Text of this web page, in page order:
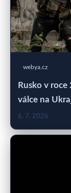
webya.cz
Rusko v
válce na
6. 7. 2026